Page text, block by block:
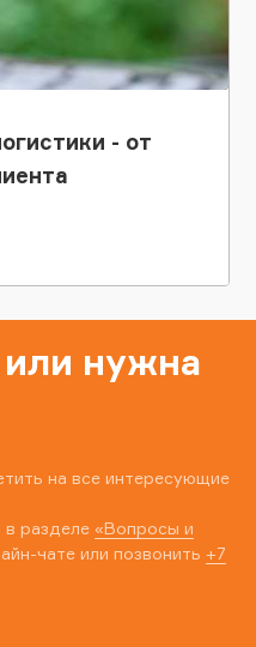
- от
нужна
на все интересующие
разделе «Вопросы и
чате или позвонить +7